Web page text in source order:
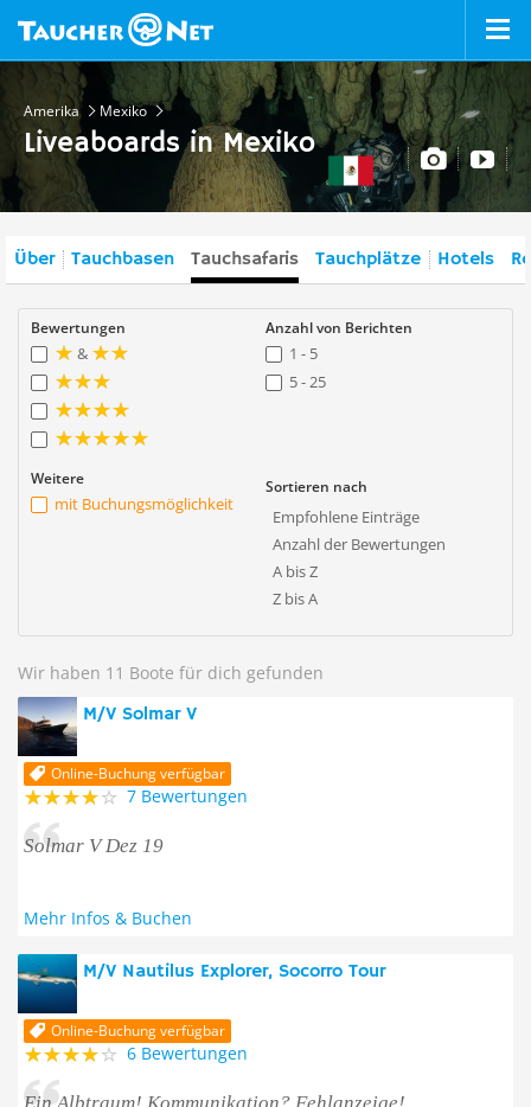
Amerika Mexiko
Liveaboards in Mexiko
Über Tauchbasen Tauchsafaris Tauchplätze Hotels
Bewertungen
&
Anzahl von Berichten
1 - 5
5 - 25
Weitere
mit Buchungsmöglichkeit
Sortieren nach
Empfohlene Einträge
Anzahl der Bewertungen
A bis Z
Z bis A
Wir haben 11 Boote für dich gefunden
M/V Solmar V
Online-Buchung verfügbar
7 Bewertungen
Solmar V Dez 19
Mehr Infos & Buchen
M/V Nautilus Explorer, Socorro Tour
Online-Buchung verfügbar
6 Bewertungen